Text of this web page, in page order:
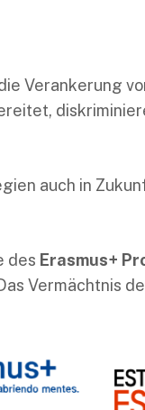
Verankerung
auch in
des Erasmus+
Vermächtnis